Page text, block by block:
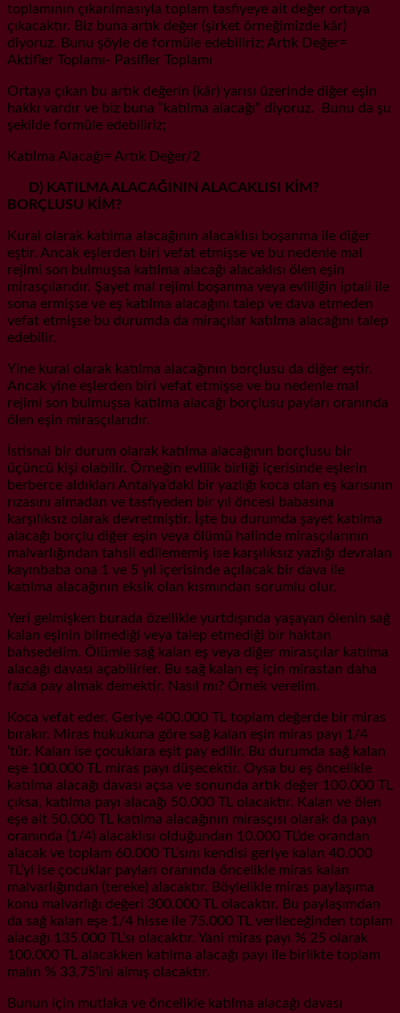
toplamının çıkarılmasıyla toplam tasfiyeye ait değer ortaya
çıkacaktır. Biz buna artık değer (şirket örneğimizde kâr)
diyoruz. Bunu şöyle de formüle edebiliriz; Artık Değer=
Aktifler Toplamı- Pasifler Toplamı
Ortaya çıkan bu artık değerin (kâr) yarısı üzerinde diğer eşin
hakkı vardır ve biz buna “katılma alacağı” diyoruz. Bunu da şu
şekilde formüle edebiliriz;
Katılma Alacağı= Artık Değer/2
D) KATILMA ALACAĞININ ALACAKLISI KİM?
BORÇLUSU KİM?
Kural olarak katılma alacağının alacaklısı boşanma ile diğer
eştir. Ancak eşlerden biri vefat etmişse ve bu nedenle mal
rejimi son bulmuşsa katılma alacağı alacaklısı ölen eşin
mirasçılarıdır. Şayet mal rejimi boşanma veya evliliğin iptali ile
sona ermişse ve eş katılma alacağını talep ve dava etmeden
vefat etmişse bu durumda da miraçılar katılma alacağını talep
edebilir.
Yine kural olarak katılma alacağının borçlusu da diğer eştir.
Ancak yine eşlerden biri vefat etmişse ve bu nedenle mal
rejimi son bulmuşsa katılma alacağı borçlusu payları oranında
ölen eşin mirasçılarıdır.
İstisnai bir durum olarak katılma alacağının borçlusu bir
üçüncü kişi olabilir. Örneğin evlilik birliği içerisinde eşlerin
berberce aldıkları Antalya’daki bir yazlığı koca olan eş karısının
rızasını almadan ve tasfiyeden bir yıl öncesi babasına
karşılıksız olarak devretmiştir. İşte bu durumda şayet katılma
alacağı borçlu diğer eşin veya ölümü halinde mirasçılarının
malvarlığından tahsil edilememiş ise karşılıksız yazlığı devralan
kayınbaba ona 1 ve 5 yıl içerisinde açılacak bir dava ile
katılma alacağının eksik olan kısmından sorumlu olur.
Yeri gelmişken burada özellikle yurtdışında yaşayan ölenin sağ
kalan eşinin bilmediği veya talep etmediği bir haktan
bahsedelim. Ölümle sağ kalan eş veya diğer mirasçılar katılma
alacağı davası açabilirler. Bu sağ kalan eş için mirastan daha
fazla pay almak demektir. Nasıl mı? Örnek verelim.
Koca vefat eder. Geriye 400.000 TL toplam değerde bir miras
bırakır. Miras hukukuna göre sağ kalan eşin miras payı 1/4
‘tür. Kalan ise çocuklara eşit pay edilir. Bu durumda sağ kalan
eşe 100.000 TL miras payı düşecektir. Oysa bu eş öncelikle
katılma alacağı davası açsa ve sonunda artık değer 100.000 TL
çıksa, katılma payı alacağı 50.000 TL olacaktır. Kalan ve ölen
eşe ait 50.000 TL katılma alacağının mirasçısı olarak da payı
oranında (1/4) alacaklısı olduğundan 10.000 TL’de orandan
alacak ve toplam 60.000 TL’sını kendisi geriye kalan 40.000
TL’yi ise çocuklar payları oranında öncelikle miras kalan
malvarlığından (tereke) alacaktır. Böylelikle miras paylaşıma
konu malvarlığı değeri 300.000 TL olacaktır. Bu paylaşımdan
da sağ kalan eşe 1/4 hisse ile 75.000 TL verileceğinden toplam
alacağı 135.000 TL’sı olacaktır. Yani miras payı % 25 olarak
100.000 TL alacakken katılma alacağı payı ile birlikte toplam
malın % 33,75’ini almış olacaktır.
Bunun için mutlaka ve öncelikle katılma alacağı davası